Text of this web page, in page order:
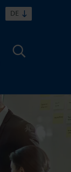
DE